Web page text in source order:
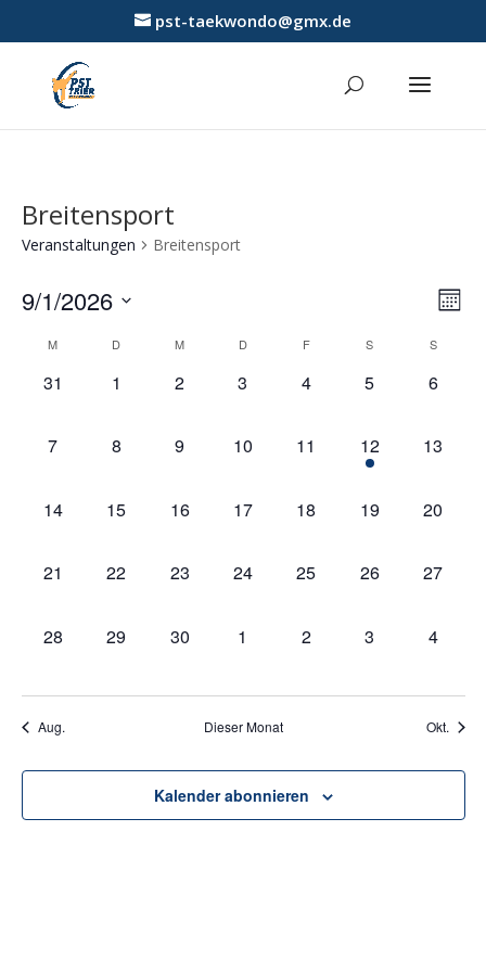
pst-taekwondo@gmx.de
Breitensport
Veranstaltungen Breitensport
Monat
9/1/2026
wählen.
Kalender
Veranstaltungen
M D M D F S S
0
31
0
1
0
2
0
3
0
4
0
5
0
6
0
7
0
8
0
9
0
10
0
Veranstaltungen,
11
1
Veranstaltung,
12
0
13
0
14
0
15
0
16
0
17
0
18
0
19
0
20
0
21
0
22
0
23
0
24
0
25
0
26
0
27
0
28
0
29
0
30
0
1
0
2
0
3
0
4
Aug. Dieser Monat Okt.
Kalender abonnieren